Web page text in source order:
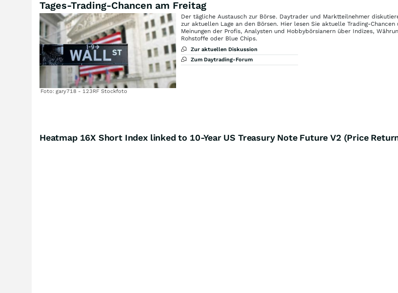
Tages-Trading-Chancen am Freitag
Foto: gary718 - 123RF Stockfoto
Der tägliche Austausch zur Börse. Daytrader und Marktteilnehmer
zur aktuellen Lage an den Börsen. Hier lesen Sie aktuelle Trading-Chancen
Meinungen der Profis, Analysten und Hobbybörsianern über Indizes,
Rohstoffe oder Blue Chips.
Zur aktuellen Diskussion
Zum Daytrading-Forum
Heatmap 16X Short Index linked to 10-Year US Treasury Note Future V2 (Price